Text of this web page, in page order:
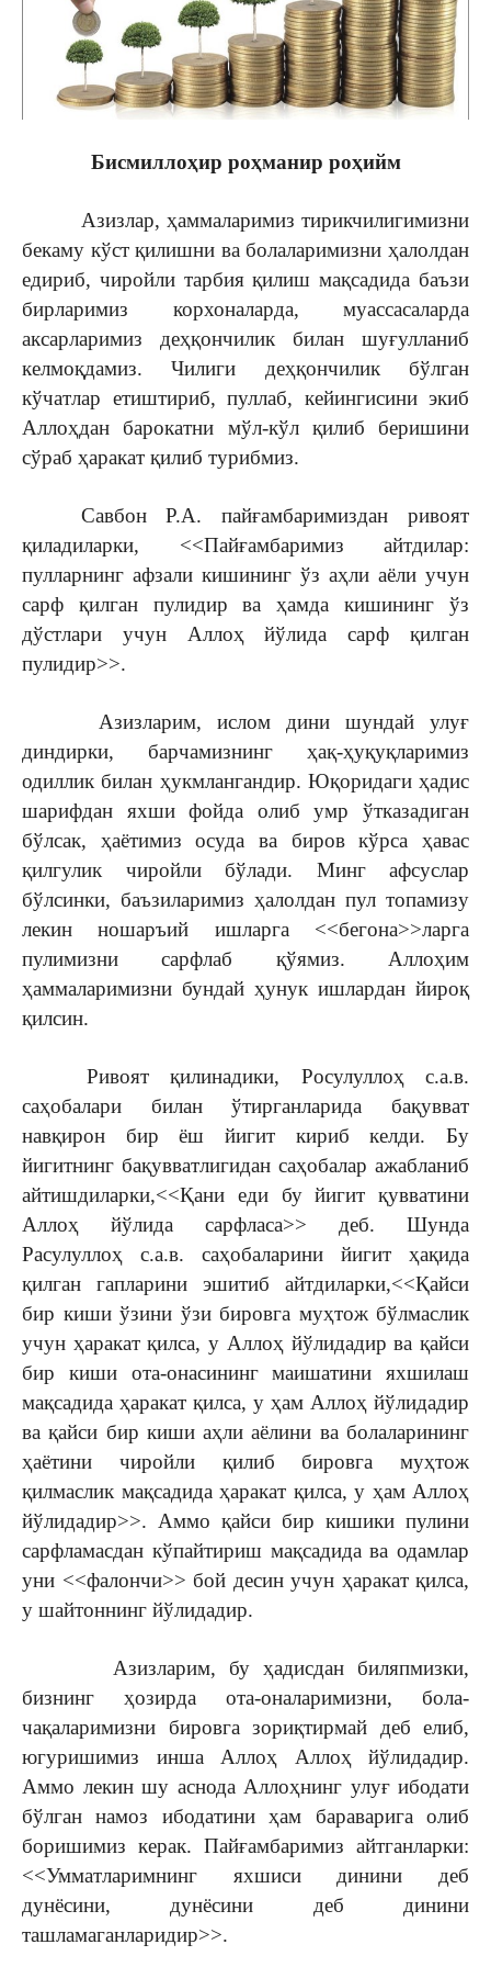
Бисмиллоҳир роҳманир роҳийм
Азизлар, ҳаммаларимиз тирикчилигимизни
бекаму кўст қилишни ва болаларимизни ҳалолдан
едириб, чиройли тарбия қилиш мақсадида баъзи
бирларимиз корхоналарда, муассасаларда
аксарларимиз деҳқончилик билан шуғулланиб
келмоқдамиз. Чилиги деҳқончилик бўлган
кўчатлар етиштириб, пуллаб, кейингисини экиб
Аллоҳдан барокатни мўл-кўл қилиб беришини
сўраб ҳаракат қилиб турибмиз.
Савбон Р.А. пайғамбаримиздан ривоят
қиладиларки, <<Пайғамбаримиз айтдилар:
пулларнинг афзали кишининг ўз аҳли аёли учун
сарф қилган пулидир ва ҳамда кишининг ўз
дўстлари учун Аллоҳ йўлида сарф қилган
пулидир>>.
Азизларим, ислом дини шундай улуғ
диндирки, барчамизнинг ҳақ-ҳуқуқларимиз
одиллик билан ҳукмлангандир. Юқоридаги ҳадис
шарифдан яхши фойда олиб умр ўтказадиган
бўлсак, ҳаётимиз осуда ва биров кўрса ҳавас
қилгулик чиройли бўлади. Минг афсуслар
бўлсинки, баъзиларимиз ҳалолдан пул топамизу
лекин ношаръий ишларга <<бегона>>ларга
пулимизни сарфлаб қўямиз. Аллоҳим
ҳаммаларимизни бундай ҳунук ишлардан йироқ
қилсин.
Ривоят қилинадики, Росулуллоҳ с.а.в.
саҳобалари билан ўтирганларида бақувват
навқирон бир ёш йигит кириб келди. Бу
йигитнинг бақувватлигидан саҳобалар ажабланиб
айтишдиларки,<<Қани еди бу йигит қувватини
Аллоҳ йўлида сарфласа>> деб. Шунда
Расулуллоҳ с.а.в. саҳобаларини йигит ҳақида
қилган гапларини эшитиб айтдиларки,<<Қайси
бир киши ўзини ўзи бировга муҳтож бўлмаслик
учун ҳаракат қилса, у Аллоҳ йўлидадир ва қайси
бир киши ота-онасининг маишатини яхшилаш
мақсадида ҳаракат қилса, у ҳам Аллоҳ йўлидадир
ва қайси бир киши аҳли аёлини ва болаларининг
ҳаётини чиройли қилиб бировга муҳтож
қилмаслик мақсадида ҳаракат қилса, у ҳам Аллоҳ
йўлидадир>>. Аммо қайси бир кишики пулини
сарфламасдан кўпайтириш мақсадида ва одамлар
уни <<фалончи>> бой десин учун ҳаракат қилса,
у шайтоннинг йўлидадир.
Азизларим, бу ҳадисдан биляпмизки,
бизнинг ҳозирда ота-оналаримизни, бола-
чақаларимизни бировга зориқтирмай деб елиб,
югуришимиз инша Аллоҳ Аллоҳ йўлидадир.
Аммо лекин шу аснода Аллоҳнинг улуғ ибодати
бўлган намоз ибодатини ҳам бараварига олиб
боришимиз керак. Пайғамбаримиз айтганларки:
<<Умматларимнинг яхшиси динини деб
дунёсини, дунёсини деб динини
ташламаганларидир>>.